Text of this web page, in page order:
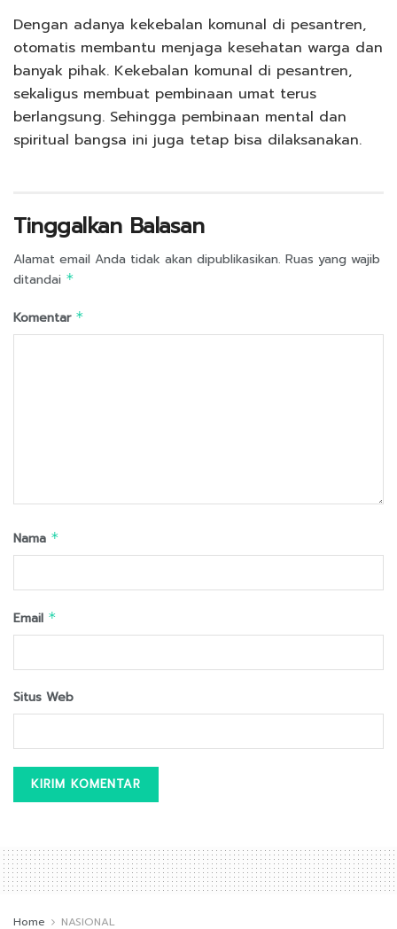
Dengan adanya kekebalan komunal di pesantren,
otomatis membantu menjaga kesehatan warga dan
banyak pihak. Kekebalan komunal di pesantren,
sekaligus membuat pembinaan umat terus
berlangsung. Sehingga pembinaan mental dan
spiritual bangsa ini juga tetap bisa dilaksanakan.
Tinggalkan Balasan
Alamat email Anda tidak akan dipublikasikan. Ruas yang wajib
ditandai *
Komentar *
Nama *
Email *
Situs Web
Home NASIONAL